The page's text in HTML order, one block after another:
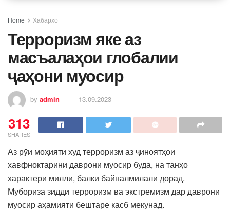
Home Хабархо
Терроризм яке аз
масъалаҳои глобалии
ҷаҳони муосир
by admin 13.09.2023
313
SHARES
Аз рӯи моҳияти худ терроризм аз ҷиноятҳои
хавфноктарини даврони муосир буда, на танҳо
характери миллӣ, балки байналмилалӣ дорад.
Мубориза зидди терроризм ва экстремизм дар даврони
муосир аҳамияти бештаре касб мекунад.